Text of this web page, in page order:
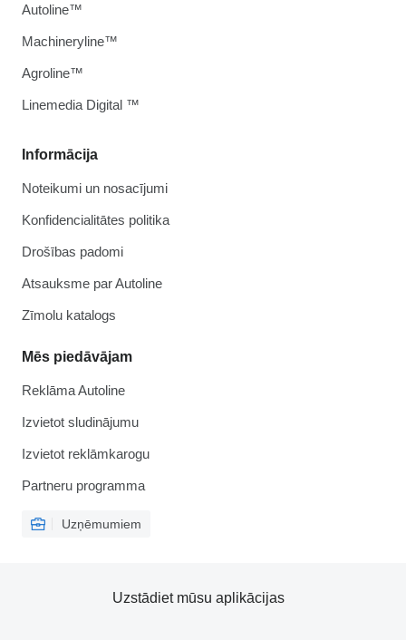
Informācija
Noteikumi un nosacījumi
Konfidencialitātes politika
Drošības padomi
Atsauksme par Autoline
Zīmolu katalogs
Mēs piedāvājam
Reklāma Autoline
Izvietot sludinājumu
Izvietot reklāmkarogu
Partneru programma
Uzņēmumiem
Autoline™
Machineryline™
Agroline™
Linemedia Digital ™
Uzstādiet mūsu aplikācijas